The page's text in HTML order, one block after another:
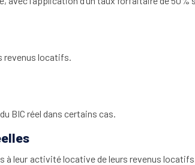
revenus locatifs.
BIC réel dans certains cas.
à leur activité locative de leurs revenus